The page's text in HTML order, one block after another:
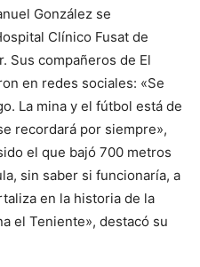
González se
Clínico Fusat de
Sus compañeros de El
en redes sociales: «Se
La mina y el fútbol está de
recordará por siempre»,
el que bajó 700 metros
sin saber si funcionaría, a
en la historia de la
el Teniente», destacó su